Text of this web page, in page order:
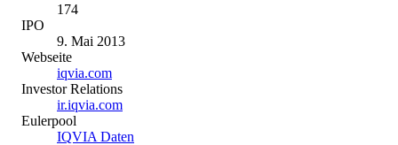
174
IPO
9. Mai 2013
Webseite
iqvia.com
Investor Relations
ir.iqvia.com
Eulerpool
IQVIA Daten